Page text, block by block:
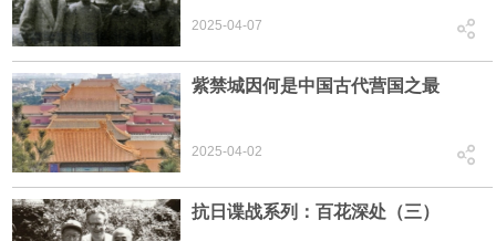
人文北京
社科卡片
社科讲堂
科普活动
2025-04-07
紫禁城因何是中国古代营国之最
2025-04-02
抗日谍战系列：百花深处（三）